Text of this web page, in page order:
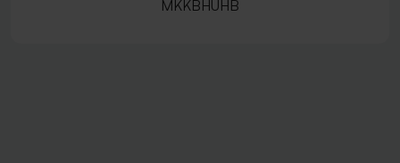
MKKBHUHB